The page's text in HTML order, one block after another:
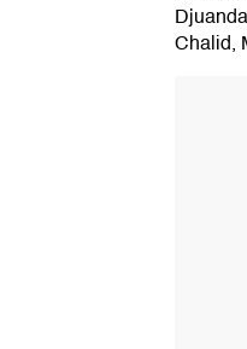
Chalid,